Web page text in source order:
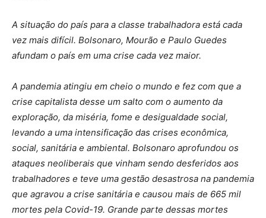
A situação do país para a classe trabalhadora está cada
vez mais difícil. Bolsonaro, Mourão e Paulo Guedes
afundam o país em uma crise cada vez maior.
A pandemia atingiu em cheio o mundo e fez com que a
crise capitalista desse um salto com o aumento da
exploração, da miséria, fome e desigualdade social,
levando a uma intensificação das crises econômica,
social, sanitária e ambiental. Bolsonaro aprofundou os
ataques neoliberais que vinham sendo desferidos aos
trabalhadores e teve uma gestão desastrosa na pandemia
que agravou a crise sanitária e causou mais de 665 mil
mortes pela Covid-19. Grande parte dessas mortes